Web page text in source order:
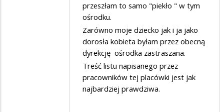
przeszłam to samo "piekło " w tym
ośrodku.
Zarówno moje dziecko jak i ja jako
dorosła kobieta byłam przez obecną
dyrekcję ośrodka zastraszana.
Treść listu napisanego przez
pracowników tej placówki jest jak
najbardziej prawdziwa.